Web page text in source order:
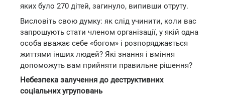
яких було 270 дітей, загинуло, випивши отруту.
Висловіть свою думку: як слід учинити, коли вас
запрошують стати членом організації, у якій одна
особа вважає себе «богом» і розпоряджається
життями інших людей? Які знання і вміння
допоможуть вам прийняти правильне рішення?
Небезпека залучення до деструктивних
соціальних угруповань